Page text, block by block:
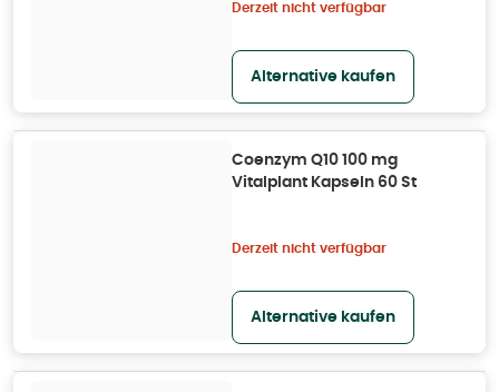
Derzeit nicht verfügbar
Alternative kaufen
Coenzym Q10 100 mg
Vitalplant Kapseln 60 St
Derzeit nicht verfügbar
Alternative kaufen